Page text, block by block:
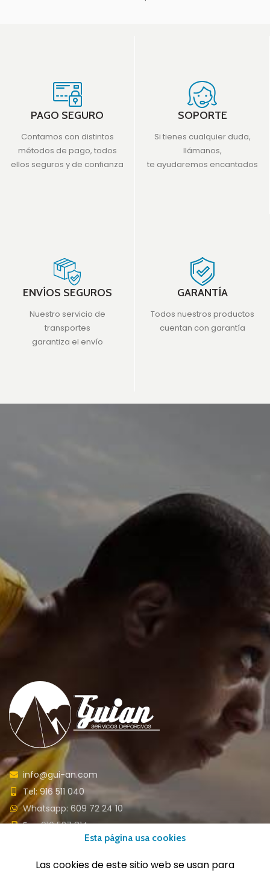
PAGO SEGURO
Contamos con distintos
métodos de pago, todos
ellos seguros y de confianza
SOPORTE
Si tienes cualquier duda,
llámanos,
te ayudaremos encantados
ENVÍOS SEGUROS
Nuestro servicio de
transportes
garantiza el envío
GARANTÍA
Todos nuestros productos
cuentan con garantía
info@gui-an.com
Tel: 916 511 040
Whatsapp: 609 72 24 10
Fax: 916 537 814
Esta página usa cookies
Las cookies de este sitio web se usan para